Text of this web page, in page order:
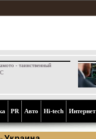
- таинственный
PR Aвто Hi-tech Интернет